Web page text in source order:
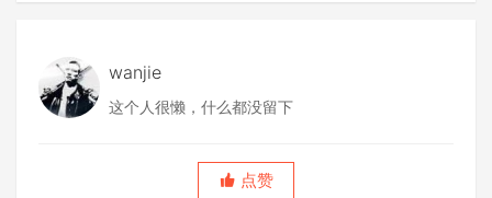
wanjie
这个人很懒，什么都没留下
点赞